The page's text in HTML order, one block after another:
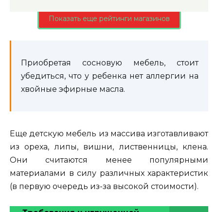
Показать еще рейтинги магазинов
Приобретая сосновую мебель, стоит
убедиться, что у ребенка нет аллергии на
хвойные эфирные масла.
Еще детскую мебель из массива изготавливают
из ореха, липы, вишни, лиственницы, клена.
Они считаются менее популярными
материалами в силу различных характеристик
(в первую очередь из-за высокой стоимости).